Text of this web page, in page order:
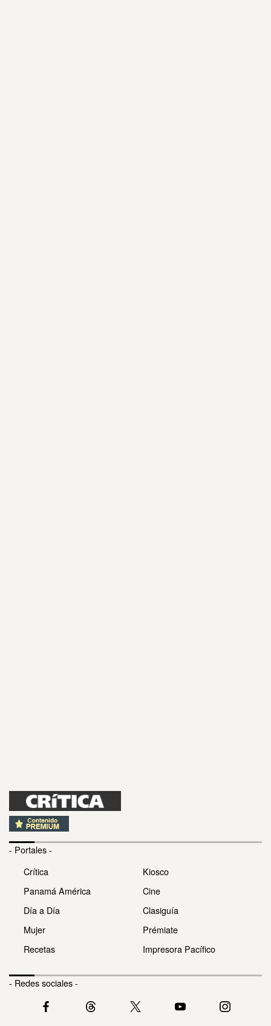
- Portales -
Crítica
Panamá América
Día a Día
Mujer
Recetas
Kiosco
Cine
Clasiguía
Prémiate
Impresora Pacífico
- Redes sociales -